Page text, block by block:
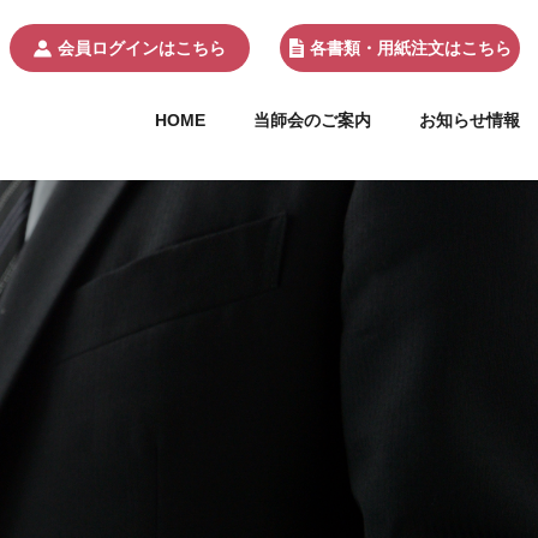
会員ログインはこちら 各書類・用紙注文はこちら
HOME 当師会のご案内 お知らせ情報